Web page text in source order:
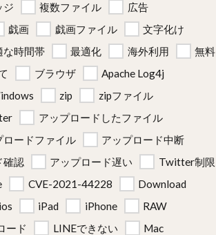
ジ 複数ファイル
広告
戯画 戯画ファイル
文字化け
な時間帯 最適化 海外利用
無料
ブラウザ
Apache Log4j
zip
zipファイル
アップロードしたファイル
ロードファイル
アップロード中断
確認 アップロード遅い
Twitter制限
CVE-2021-44228
Download
ios iPad iPhone
RAW
ード LINEできない
Mac